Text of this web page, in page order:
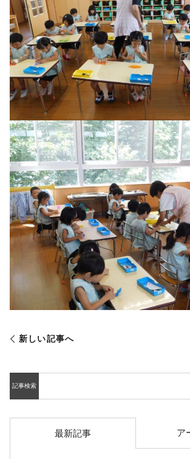
新しい記事へ
記事検索
最新記事 ア